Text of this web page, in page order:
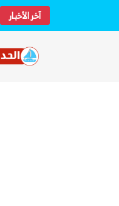
آخر الأخبار